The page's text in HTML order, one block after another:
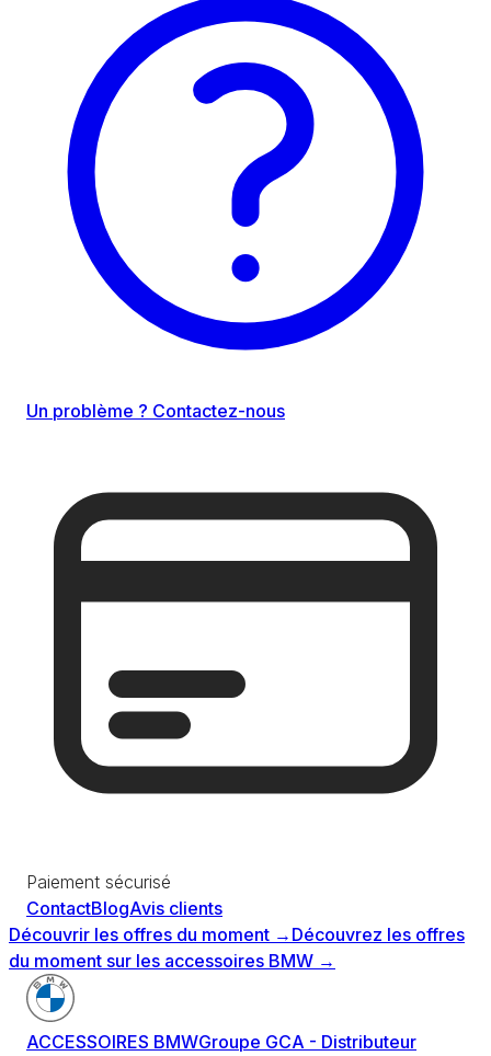
Un problème ? Contactez-nous
Paiement sécurisé
ContactBlogAvis clients
Découvrir les offres du moment → Découvrez les offres
du moment sur les accessoires BMW →
ACCESSOIRES BMWGroupe GCA - Distributeur